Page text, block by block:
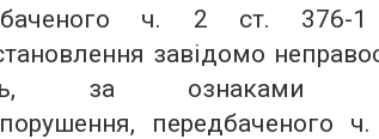
ч. 2 ст. 376-
завідомо
за ознаками
передбаченого